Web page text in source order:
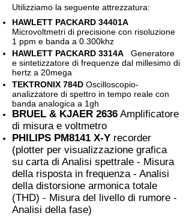
Utilizziamo la seguente attrezzatura:
HAWLETT PACKARD 34401A
Microvoltmetri di precisione con risoluzione
1 ppm e banda a 0.300khz
HAWLETT PACKARD 3314A Generatore
e sintetizzatore di frequenze dal millesimo di
hertz a 20mega
TEKTRONIX 784D Oscilloscopio-
analizzatore di spettro in tempo reale con
banda analogica a 1gh
BRUEL & KJAER 2636 Amplificatore
di misura e voltmetro
PHILIPS PM8141 X-Y recorder
(plotter per visualizzazione grafica
su carta di Analisi spettrale - Misura
della risposta in frequenza - Analisi
della distorsione armonica totale
(THD) - Misura del livello di rumore -
Analisi della fase)